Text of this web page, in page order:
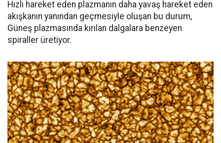
Hızlı hareket eden plazmanın daha yavaş hareket eden
akışkanın yanından geçmesiyle oluşan bu durum,
Güneş plazmasında kırılan dalgalara benzeyen
spiraller üretiyor.